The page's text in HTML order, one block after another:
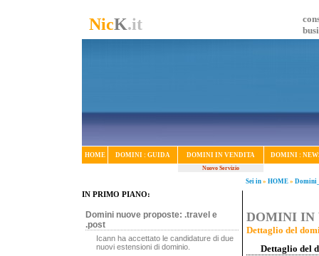
NicK.it
HOME DOMINI : GUIDA DOMINI IN VENDITA DOMINI :
Nuovo Servizio
Sei in » HOME »
IN PRIMO PIANO:
Domini nuove proposte: .travel e
.post
Icann ha accettato le candidature di due
nuovi estensioni di dominio.
DOMINI IN
Dettaglio del
Dettaglio del